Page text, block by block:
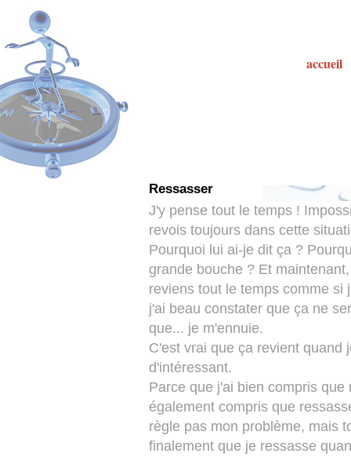
Ressasser
accueil
J'y pense tout le temps !
revois toujours dans cette
Pourquoi lui ai-je dit ça ?
grande bouche ? Et
reviens tout le temps comme si
j'ai beau constater que ça ne
que... je m'ennuie.
C'est vrai que ça revient quand
d'intéressant.
Parce que j'ai bien compris
également compris que
règle pas mon problème, mais
finalement que je ressasse